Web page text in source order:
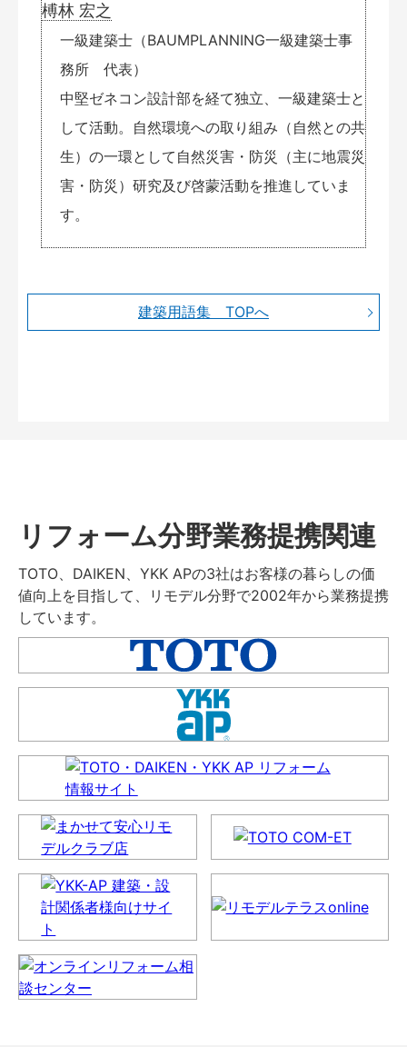
榑林 宏之
一級建築士（BAUMPLANNING一級建築士事
務所 代表）
中堅ゼネコン設計部を経て独立、一級建築士と
して活動。自然環境への取り組み（自然との共
生）の一環として自然災害・防災（主に地震災
害・防災）研究及び啓蒙活動を推進していま
す。
建築用語集 TOPへ
リフォーム分野業務提携関連
TOTO、DAIKEN、YKK APの3社はお客様の暮らしの価
値向上を目指して、リモデル分野で2002年から業務提携
しています。